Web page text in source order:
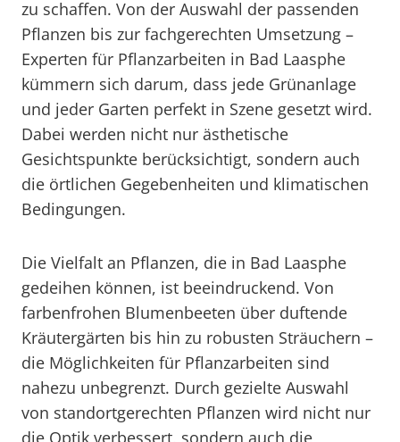
zu schaffen. Von der Auswahl der passenden
Pflanzen bis zur fachgerechten Umsetzung –
Experten für Pflanzarbeiten in Bad Laasphe
kümmern sich darum, dass jede Grünanlage
und jeder Garten perfekt in Szene gesetzt wird.
Dabei werden nicht nur ästhetische
Gesichtspunkte berücksichtigt, sondern auch
die örtlichen Gegebenheiten und klimatischen
Bedingungen.
Die Vielfalt an Pflanzen, die in Bad Laasphe
gedeihen können, ist beeindruckend. Von
farbenfrohen Blumenbeeten über duftende
Kräutergärten bis hin zu robusten Sträuchern –
die Möglichkeiten für Pflanzarbeiten sind
nahezu unbegrenzt. Durch gezielte Auswahl
von standortgerechten Pflanzen wird nicht nur
die Optik verbessert, sondern auch die